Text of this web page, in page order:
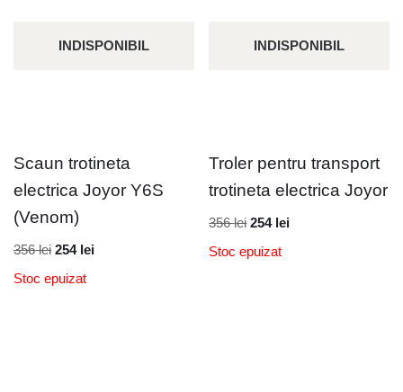
INDISPONIBIL
Scaun trotineta
electrica Joyor Y6S
(Venom)
356lei 254 lei
Stoc epuizat
INDISPONIBIL
Troler pentru transport
trotineta electrica Joyor
356lei 254 lei
Stoc epuizat